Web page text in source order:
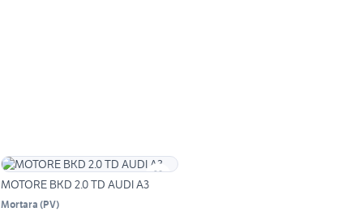
MOTORE BKD 2.0 TD AUDI A3
Mortara (PV)